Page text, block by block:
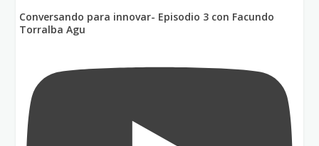
Conversando para innovar- Episodio 3 con Facundo
Torralba Agu